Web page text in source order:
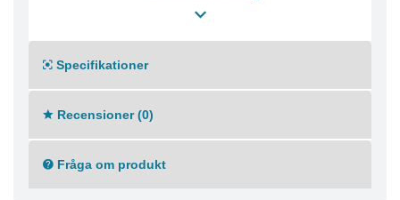
Pappersregister, märkta 1–12
Mått: A4
FSC® certifierat
Klimaneutral
Made in EU
Specifikationer
Recensioner (0)
Fråga om produkt